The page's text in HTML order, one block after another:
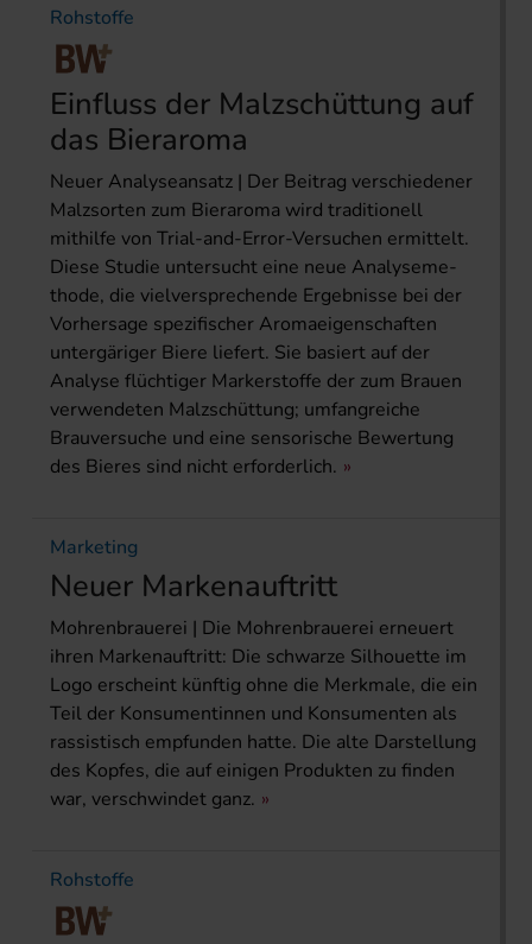
Rohstoffe
Einfluss der Malzschüttung auf
das Bieraroma
Neuer Analyseansatz | Der Beitrag verschiedener
Malzsorten zum Bieraroma wird traditionell
mithilfe von Trial-and-Error-­Versuchen ermittelt.
Diese Studie untersucht eine neue Analyseme­
tho­de, die vielversprechende Ergebnisse bei der
Vorhersage spezifischer Aromaeigenschaften
untergäriger Biere liefert. Sie basiert auf der
Analyse flüchtiger Markerstoffe der zum Brauen
verwendeten Malzschüttung; umfangreiche
Brauversuche und eine sensorische Bewertung
des Bieres sind nicht erforderlich.
Marketing
Neuer Markenauftritt
Mohrenbrauerei | Die Mohrenbrauerei erneuert
ihren Markenauftritt: Die schwarze Silhouette im
Logo erscheint künftig ohne die Merkmale, die ein
Teil der Konsumentinnen und Konsumenten als
rassistisch empfunden hatte. Die alte Darstellung
des Kopfes, die auf einigen Produkten zu finden
war, verschwindet ganz.
Rohstoffe